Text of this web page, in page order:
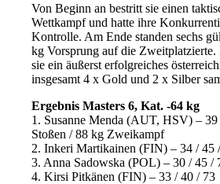
Von Beginn an bestritt sie einen
Wettkampf und hatte ihre
Kontrolle. Am Ende standen sechs
kg Vorsprung auf die
sie ein äußerst erfolgreiches
insgesamt 4 x Gold und 2 x Silber
Ergebnis Masters 6, Kat. -64 kg
1. Susanne Menda (AUT, HSV) –
Stoßen / 88 kg Zweikampf
2. Inkeri Martikainen (FIN) – 34 / 45
3. Anna Sadowska (POL) – 30 / 45 /
4. Kirsi Pitkänen (FIN) – 33 / 40 / 73